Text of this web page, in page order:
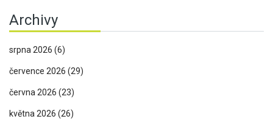
Archivy
srpna 2026 (6)
července 2026 (29)
června 2026 (23)
května 2026 (26)